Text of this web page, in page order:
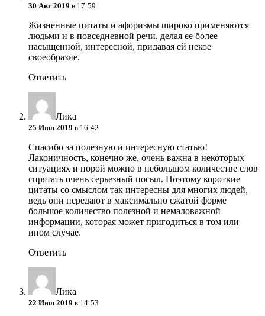
30 Авг 2019 в 17:59
Жизненные цитаты и афоризмы широко применяются
людьми и в повседневной речи, делая ее более
насыщенной, интересной, придавая ей некое
своеобразие.
Ответить
Лика
25 Июл 2019 в 16:42
Спасибо за полезную и интересную статью!
Лаконичность, конечно же, очень важна в некоторых
ситуациях и порой можно в небольшом количестве слов
спрятать очень серьезный посыл. Поэтому короткие
цитаты со смыслом так интересны для многих людей,
ведь они передают в максимально сжатой форме
большое количество полезной и немаловажной
информации, которая может пригодиться в том или
ином случае.
Ответить
Лика
22 Июл 2019 в 14:53